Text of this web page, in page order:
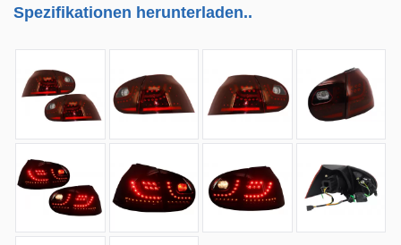
Spezifikationen herunterladen..